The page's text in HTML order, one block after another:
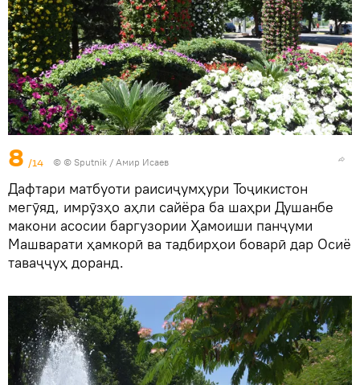
8 /14 © © Sputnik / Амир Исаев
Дафтари матбуоти раисиҷумҳури Тоҷикистон
мегӯяд, имрӯзҳо аҳли сайёра ба шаҳри Душанбе
макони асосии баргузории Ҳамоиши панҷуми
Машварати ҳамкорӣ ва тадбирҳои боварӣ дар Осиё
таваҷҷуҳ доранд.